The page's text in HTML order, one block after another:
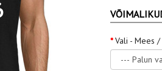
Vali - Mees /